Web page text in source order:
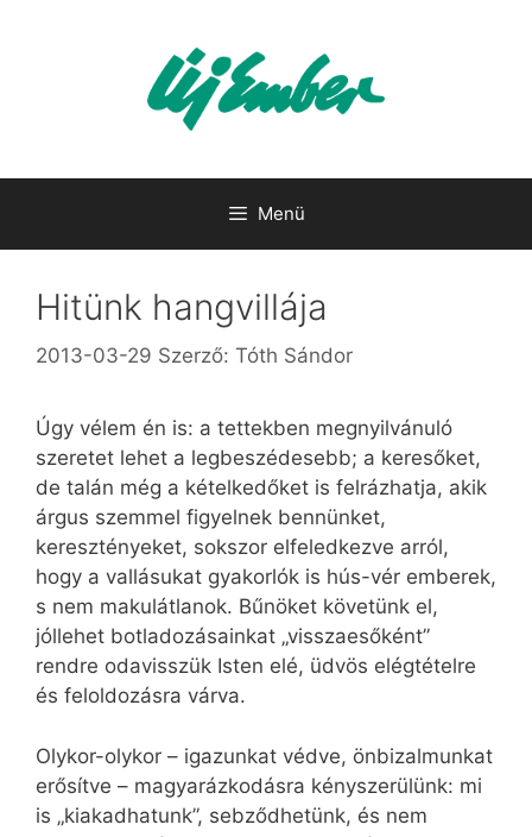
Menü
Hitünk hangvillája
2013-03-29 Szerző: Tóth Sándor
Úgy vélem én is: a tettekben megnyilvánuló
szeretet lehet a legbeszédesebb; a keresőket,
de talán még a kételkedőket is felrázhatja, akik
árgus szemmel figyelnek bennünket,
keresztényeket, sokszor elfeledkezve arról,
hogy a vallásukat gyakorlók is hús-vér emberek,
s nem makulátlanok. Bűnöket követünk el,
jóllehet botladozásainkat „visszaesőként”
rendre odavisszük Isten elé, üdvös elégtételre
és feloldozásra várva.
Olykor-olykor – igazunkat védve, önbizalmunkat
erősítve – magyarázkodásra kényszerülünk: mi
is „kiakadhatunk”, sebződhetünk, és nem